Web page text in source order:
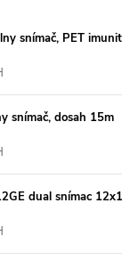
snímač, PET
snímač, dosah 15m
dual snímac